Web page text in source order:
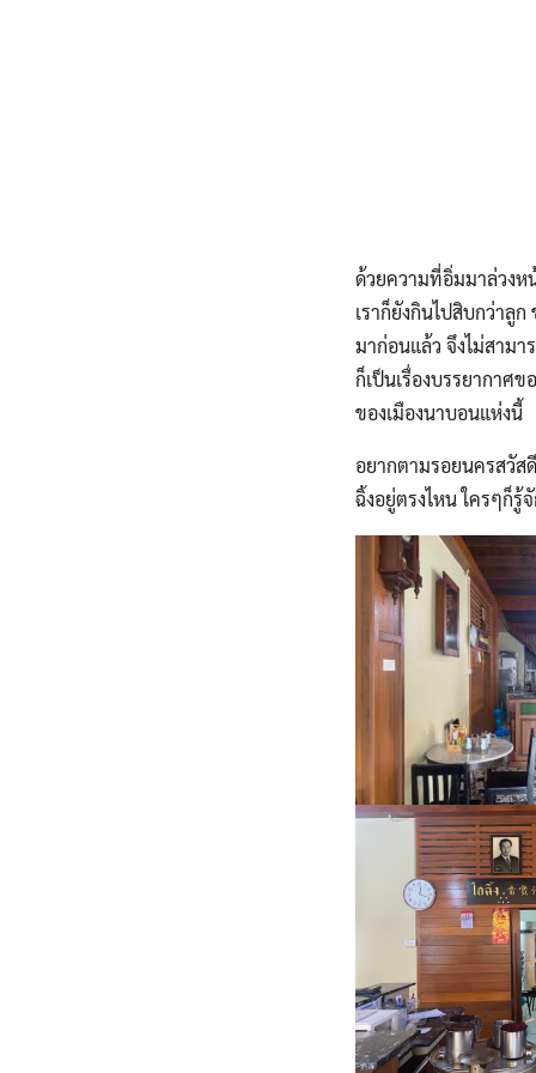
ด้วยความที่อิ่มมาล่วงห
เราก็ยังกินไปสิบกว่าลู
มาก่อนแล้ว จึงไม่สามา
ก็เป็นเรื่องบรรยากาศ
ของเมืองนาบอนแห่งนี้
อยากตามรอยนครสวัส
ฉิ้งอยู่ตรงไหน ใครๆก็รู้